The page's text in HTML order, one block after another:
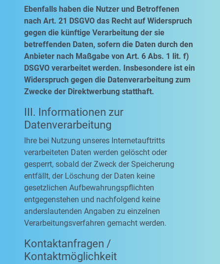
Ebenfalls haben die Nutzer und Betroffenen
nach Art. 21 DSGVO das Recht auf Widerspruch
gegen die künftige Verarbeitung der sie
betreffenden Daten, sofern die Daten durch den
Anbieter nach Maßgabe von Art. 6 Abs. 1 lit. f)
DSGVO verarbeitet werden. Insbesondere ist ein
Widerspruch gegen die Datenverarbeitung zum
Zwecke der Direktwerbung statthaft.
III. Informationen zur
Datenverarbeitung
Ihre bei Nutzung unseres Internetauftritts
verarbeiteten Daten werden gelöscht oder
gesperrt, sobald der Zweck der Speicherung
entfällt, der Löschung der Daten keine
gesetzlichen Aufbewahrungspflichten
entgegenstehen und nachfolgend keine
anderslautenden Angaben zu einzelnen
Verarbeitungsverfahren gemacht werden.
Kontaktanfragen /
Kontaktmöglichkeit